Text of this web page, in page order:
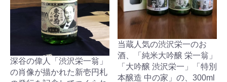
深谷の偉人「渋沢栄一翁」
の肖像が描かれた新壱円札
当蔵人気の渋沢栄一のお
酒、「純米大吟醸 栄一翁」
「大吟醸 渋沢栄一」「特別
本醸造 中の家」の、300ml